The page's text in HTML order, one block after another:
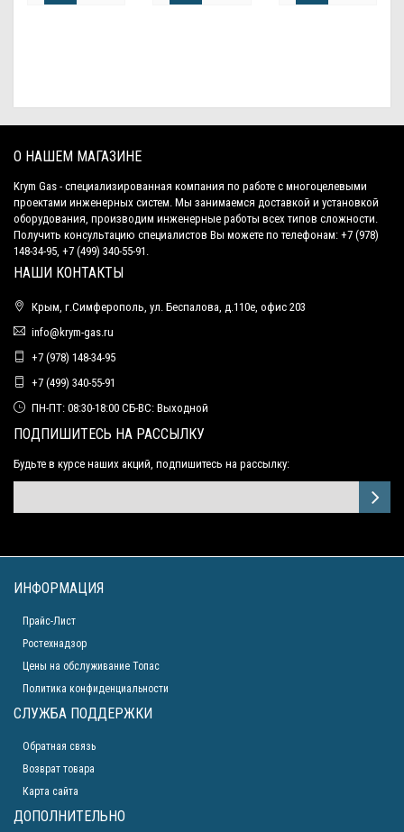
О НАШЕМ МАГАЗИНЕ
Krym Gas - специализированная компания по работе с многоцелевыми
проектами инженерных систем. Мы занимаемся доставкой и установкой
оборудования, производим инженерные работы всех типов сложности.
Получить консультацию специалистов Вы можете по телефонам: +7 (978)
148-34-95, +7 (499) 340-55-91.
НАШИ КОНТАКТЫ
Крым, г.Симферополь, ул. Беспалова, д.110е, офис 203
info@krym-gas.ru
+7 (978) 148-34-95
+7 (499) 340-55-91 ​
ПН-ПТ: 08:30-18:00 СБ-ВС: Выходной
ПОДПИШИТЕСЬ НА РАССЫЛКУ
Будьте в курсе наших акций, подпишитесь на рассылку:
ИНФОРМАЦИЯ
Прайс-Лист
Ростехнадзор
Цены на обслуживание Топас
Политика конфиденциальности
СЛУЖБА ПОДДЕРЖКИ
Обратная связь
Возврат товара
Карта сайта
ДОПОЛНИТЕЛЬНО